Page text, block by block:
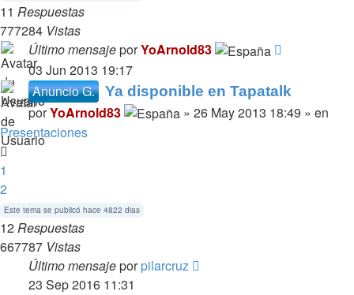
11 Respuestas
777284 Vistas
Último mensajeporYoArnold83
03 Jun 2013 19:17
Anuncio G.
Ya disponible en Tapatalk
porYoArnold83
» 26 May 2013 18:49 » en
Presentaciones
1
2
Este tema se publicó hace 4822 dias
12Respuestas
667787 Vistas
Último mensajeporpilarcruz
23 Sep 2016 11:31